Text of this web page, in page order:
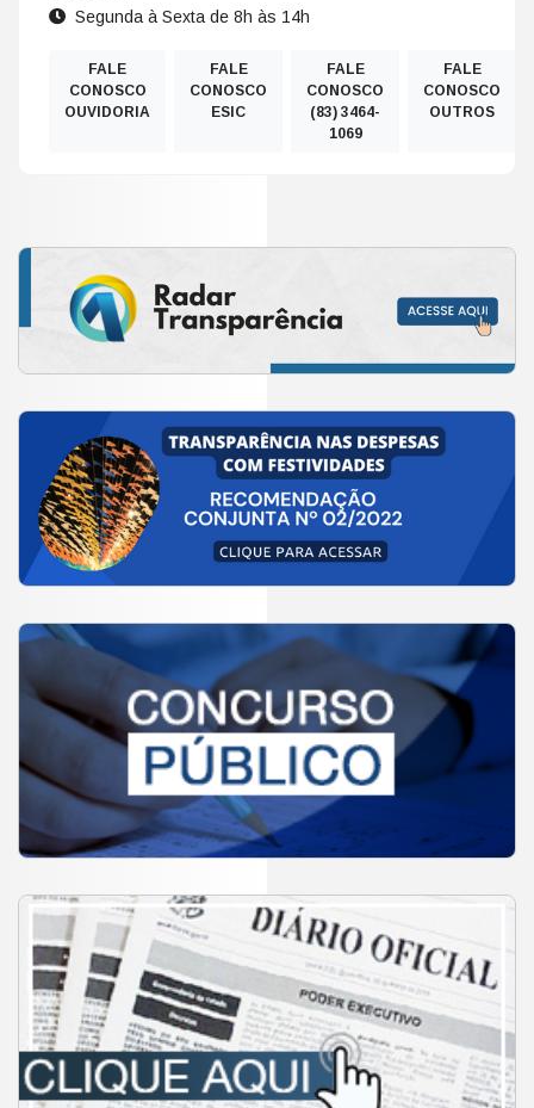
Segunda à Sexta de 8h às 14h
FALE
CONOSCO
OUVIDORIA
FALE
CONOSCO
ESIC
FALE
CONOSCO
(83) 3464-
1069
FALE
CONOSCO
OUTROS